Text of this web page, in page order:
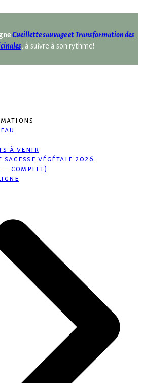
Cueillette sauvage et Transformation des
, à suivre à son rythme!
à venir
végétale 2026
– complet)